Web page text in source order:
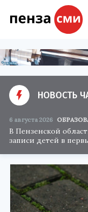
НОВОСТЬ
6 августа 2026
В Пензенской
записи детей в